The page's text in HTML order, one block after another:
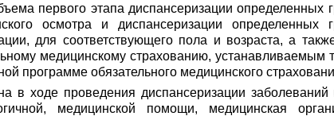
первого этапа диспансеризации определенных
осмотра и диспансеризации определенных
для соответствующего пола и возраста, а
медицинскому страхованию,
программе обязательного медицинского
в ходе проведения диспансеризации
медицинской помощи, медицинская